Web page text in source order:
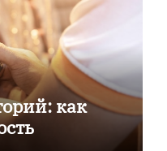
как